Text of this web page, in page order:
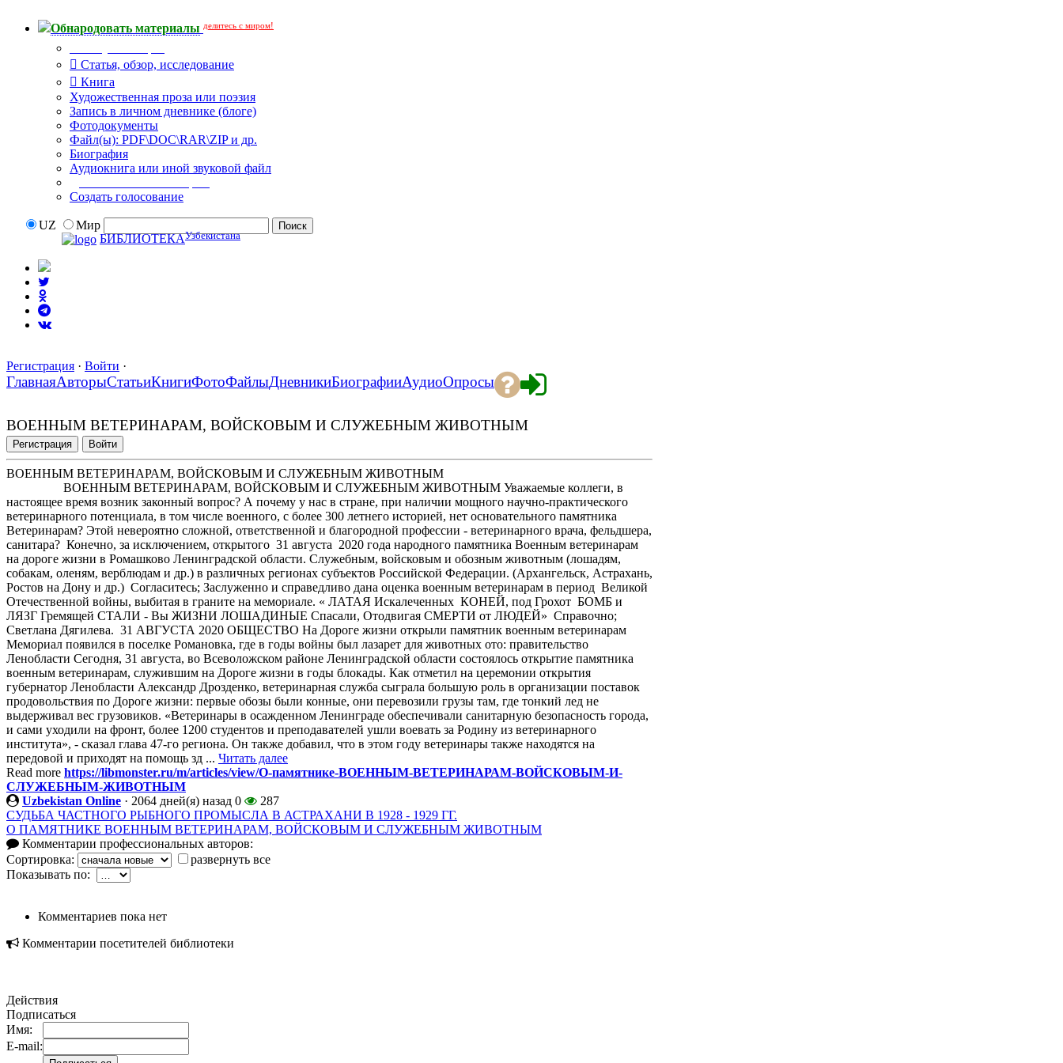
Обнародовать материалы делитесь с миром!
Статья, обзор, исследование
Книга
Художественная проза или поэзия
Запись в личном дневнике (блоге)
Фотодокументы
Файл(ы): PDF\DOC\RAR\ZIP и др.
Биография
Аудиокнига или иной звуковой файл
Создать голосование
UZ
Мир
БИБЛИОТЕКАУзбекистана
Регистрация · Войти ·
ГлавнаяАвторыСтатьиКнигиФотоФайлыДневникиБиографииАудиоОпросы
ВОЕННЫМ ВЕТЕРИНАРАМ, ВОЙСКОВЫМ И СЛУЖЕБНЫМ ЖИВОТНЫМ
Регистрация Войти
ВОЕННЫМ ВЕТЕРИНАРАМ, ВОЙСКОВЫМ И СЛУЖЕБНЫМ ЖИВОТНЫМ
ВОЕННЫМ ВЕТЕРИНАРАМ, ВОЙСКОВЫМ И СЛУЖЕБНЫМ ЖИВОТНЫМ Уважаемые коллеги, в
настоящее время возник законный вопрос? А почему у нас в стране, при наличии мощного научно-практического
ветеринарного потенциала, в том числе военного, с более 300 летнего историей, нет основательного памятника
Ветеринарам? Этой невероятно сложной, ответственной и благородной профессии - ветеринарного врача, фельдшера,
санитара? Конечно, за исключением, открытого 31 августа 2020 года народного памятника Военным ветеринарам
на дороге жизни в Ромашково Ленинградской области. Служебным, войсковым и обозным животным (лошадям,
собакам, оленям, верблюдам и др.) в различных регионах субъектов Российской Федерации. (Архангельск, Астрахань,
Ростов на Дону и др.) Согласитесь; Заслуженно и справедливо дана оценка военным ветеринарам в период Великой
Отечественной войны, выбитая в граните на мемориале. « ЛАТАЯ Искалеченных КОНЕЙ, под Грохот БОМБ и
ЛЯЗГ Гремящей СТАЛИ - Вы ЖИЗНИ ЛОШАДИНЫЕ Спасали, Отодвигая СМЕРТИ от ЛЮДЕЙ» Справочно;
Светлана Дягилева. 31 АВГУСТА 2020 ОБЩЕСТВО На Дороге жизни открыли памятник военным ветеринарам
Мемориал появился в поселке Романовка, где в годы войны был лазарет для животных ото: правительство
Ленобласти Сегодня, 31 августа, во Всеволожском районе Ленинградской области состоялось открытие памятника
военным ветеринарам, служившим на Дороге жизни в годы блокады. Как отметил на церемонии открытия
губернатор Ленобласти Александр Дрозденко, ветеринарная служба сыграла большую роль в организации поставок
продовольствия по Дороге жизни: первые обозы были конные, они перевозили грузы там, где тонкий лед не
выдерживал вес грузовиков. «Ветеринары в осажденном Ленинграде обеспечивали санитарную безопасность города,
и сами уходили на фронт, более 1200 студентов и преподавателей ушли воевать за Родину из ветеринарного
института», - сказал глава 47-го региона. Он также добавил, что в этом году ветеринары также находятся на
передовой и приходят на помощь зд ... Читать далее
Read more https://libmonster.ru/m/articles/view/О-памятнике-ВОЕННЫМ-ВЕТЕРИНАРАМ-ВОЙСКОВЫМ-И-
СЛУЖЕБНЫМ-ЖИВОТНЫМ
Uzbekistan Online · 2064 дней(я) назад 0
287
СУДЬБА ЧАСТНОГО РЫБНОГО ПРОМЫСЛА В АСТРАХАНИ В 1928 - 1929 ГГ.
О ПАМЯТНИКЕ ВОЕННЫМ ВЕТЕРИНАРАМ, ВОЙСКОВЫМ И СЛУЖЕБНЫМ ЖИВОТНЫМ
Комментарии профессиональных авторов:
Сортировка:
развернуть все
Показывать по:
Комментариев пока нет
Комментарии посетителей библиотеки
Действия
Подписаться
Имя:
E-mail: